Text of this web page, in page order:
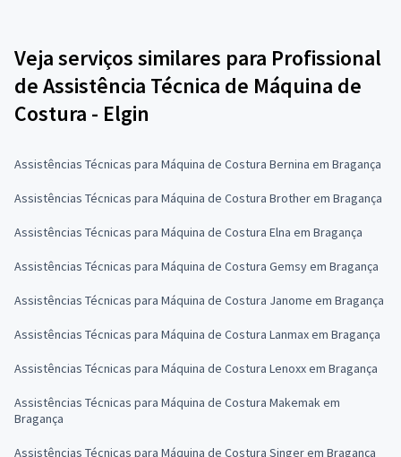
Veja serviços similares para Profissional
de Assistência Técnica de Máquina de
Costura - Elgin
Assistências Técnicas para Máquina de Costura Bernina em Bragança
Assistências Técnicas para Máquina de Costura Brother em Bragança
Assistências Técnicas para Máquina de Costura Elna em Bragança
Assistências Técnicas para Máquina de Costura Gemsy em Bragança
Assistências Técnicas para Máquina de Costura Janome em Bragança
Assistências Técnicas para Máquina de Costura Lanmax em Bragança
Assistências Técnicas para Máquina de Costura Lenoxx em Bragança
Assistências Técnicas para Máquina de Costura Makemak em
Bragança
Assistências Técnicas para Máquina de Costura Singer em Bragança